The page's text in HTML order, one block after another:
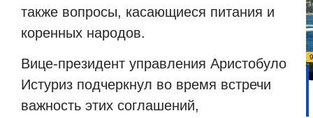
также вопросы, касающиеся питания и
коренных народов.
Вице-президент управления Аристобуло
Истуриз подчеркнул во время встречи
важность этих соглашений,